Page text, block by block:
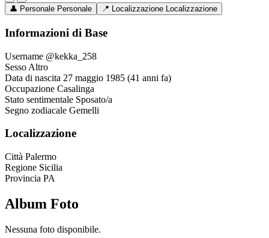
👤 Personale Personale 📍 Localizzazione Localizzazione
Informazioni di Base
Username @kekka_258
Sesso Altro
Data di nascita 27 maggio 1985 (41 anni fa)
Occupazione Casalinga
Stato sentimentale Sposato/a
Segno zodiacale Gemelli
Localizzazione
Città Palermo
Regione Sicilia
Provincia PA
Album Foto
Nessuna foto disponibile.